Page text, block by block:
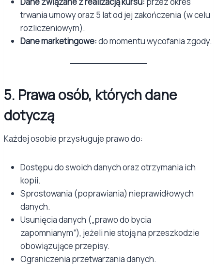
trwania umowy oraz 5 lat od jej zakończenia (w celu
rozliczeniowym).
Dane marketingowe:do momentu wycofania zgody.
5. Prawa osób, których dane
dotyczą
Każdej osobie przysługuje prawo do:
Dostępu do swoich danych oraz otrzymania ich
kopii.
Sprostowania (poprawiania) nieprawidłowych
danych.
Usunięcia danych („prawo do bycia
zapomnianym”), jeżeli nie stoją na przeszkodzie
obowiązujące przepisy.
Ograniczenia przetwarzania danych.